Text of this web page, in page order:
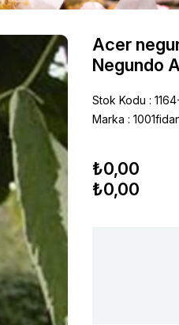
Acer
Negundo
Stok Kodu
Marka :
₺0,00
₺0,00